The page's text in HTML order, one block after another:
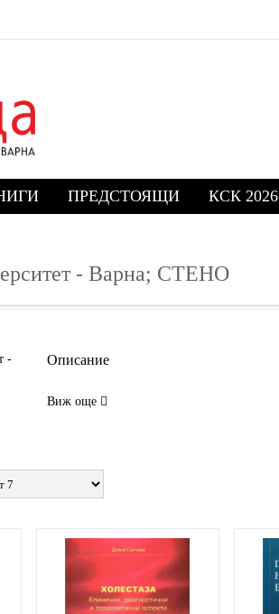
ПРЕДСТОЯЩИ КСК 2026
- Варна; СТЕНО
Описание
Виж още